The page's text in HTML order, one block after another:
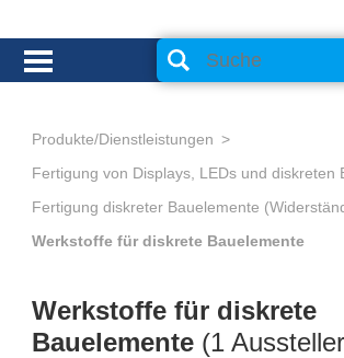
Produkte/Dienstleistungen
Fertigung von Displays, LEDs und diskreten
Werkstoffe für diskrete Bauelemente
Werkstoffe für diskrete
Bauelemente (1